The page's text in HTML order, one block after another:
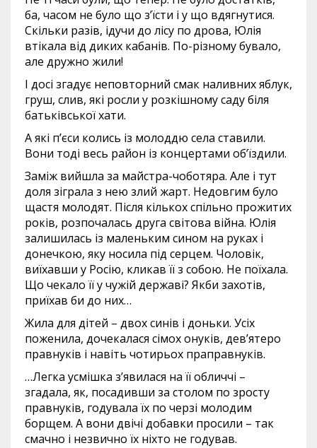
ба, часом не було що з’їсти і у що вдягнутися.
Скільки разів, ідучи до лісу по дрова, Юлія
втікала від диких кабанів. По-різному бувало,
але дружно жили!
І досі згадує неповторний смак наливних яблук,
груш, слив, які росли у розкішному саду біля
батьківської хати.
А які п’єси колись із молоддю села ставили.
Вони тоді весь район із концертами об’їздили.
Заміж вийшла за майстра-чоботяра. Але і тут
доля зіграла з нею злий жарт. Недовгим було
щастя молодят. Після кількох спільно прожитих
років, розпочалась друга світова війна. Юлія
залишилась із маленьким сином на руках і
донечкою, яку носила під серцем. Чоловік,
виїхавши у Росію, кликав її з собою. Не поїхала.
Що чекало її у чужій державі? Якби захотів,
приїхав би до них…
Жила для дітей – двох синів і доньки. Усіх
поженила, дочекалася сімох онуків, дев’ятеро
правнуків і навіть чотирьох праправнуків.
…Легка усмішка з’явилася на її обличчі –
згадала, як, посадивши за столом по зросту
правнуків, годувала їх по черзі молодим
борщем. А вони двічі добавки просили – так
смачно і незвично їх ніхто не годував.